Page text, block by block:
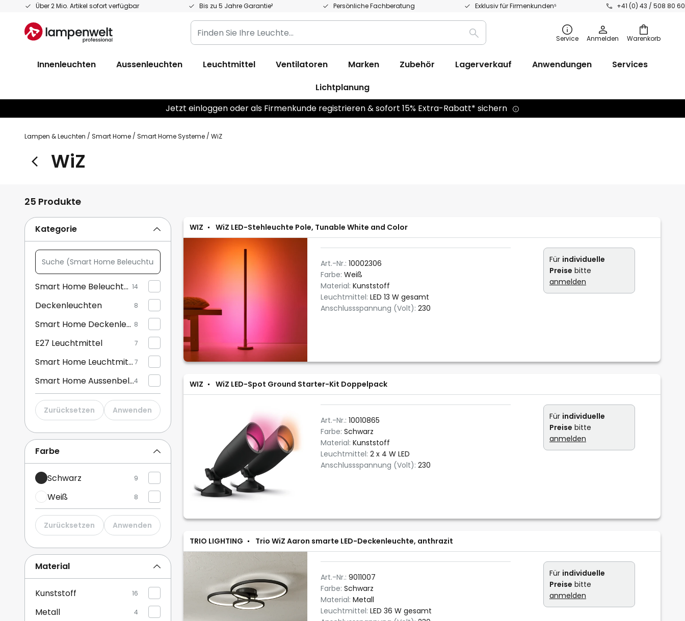
Über 2 Mio. Artikel sofort verfügbar Bis zu 5 Jahre Garantie² Persönliche Fachberatung Exklusiv für Firmenkunden⁵ +41 (0) 43 / 508 80 60
Zum
springen
Warenkorb
Finden
Sie
Leuchte...
Suche Service Anmelden
Innenleuchten Aussenleuchten Leuchtmittel Ventilatoren Marken Zubehör Lagerverkauf Anwendungen
Services
Lichtplanung
Jetzt einloggen oder als Firmenkunde registrieren & sofort 15% Extra-Rabatt* sichern
Lampen & Leuchten Smart Home Smart Home Systeme WiZ
WiZ
WIZ WiZ LED-Stehleuchte Pole, Tunable White and Color
Art.-Nr.: 10002306
Farbe: Weiß
Material: Kunststoff
Leuchtmittel: LED 13 W gesamt
Anschlussspannung (Volt): 230
Für individuelle
Preise bitte
anmelden
WIZ WiZ LED-Spot Ground Starter-Kit Doppelpack
Art.-Nr.: 10010865
Farbe: Schwarz
Material: Kunststoff
Leuchtmittel: 2 x 4 W LED
Anschlussspannung (Volt): 230
Für individuelle
Preise bitte
anmelden
TRIO LIGHTING Trio WiZ Aaron smarte LED-Deckenleuchte, anthrazit
Art.-Nr.: 9011007
Farbe: Schwarz
Material: Metall
Leuchtmittel: LED 36 W gesamt
Für individuelle
Preise bitte
anmelden
Kategorie
Suche
(Smart
Home
Deckenleuchten,
...)
Smart Home Beleuchtung 14
Deckenleuchten 8
Smart Home Deckenleuchten 8
E27 Leuchtmittel 7
Smart Home Leuchtmittel 7
Smart Home Aussenbeleuchtung4
Tischleuchten 2
Aussenstrahler und Gartenstrahler2
Pendelleuchten & Hängelampen 1
Wandleuchten
Mehr anzeigen
Zurücksetzen Anwenden
Farbe
Schwarz 9
Weiß 8
Zurücksetzen Anwenden
Material
Kunststoff 16
Metall 4
25 Produkte